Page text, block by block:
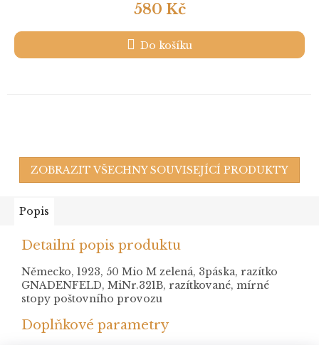
580 Kč
Do košíku
ZOBRAZIT VŠECHNY SOUVISEJÍCÍ PRODUKTY
Popis
Detailní popis produktu
Německo, 1923, 50 Mio M zelená, 3páska, razítko
GNADENFELD, MiNr.321B, razítkované, mírné
stopy poštovního provozu
Doplňkové parametry